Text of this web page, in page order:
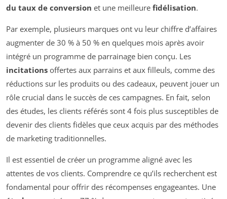
du taux de conversion et une meilleure fidélisation.
Par exemple, plusieurs marques ont vu leur chiffre d’affaires
augmenter de 30 % à 50 % en quelques mois après avoir
intégré un programme de parrainage bien conçu. Les
incitations offertes aux parrains et aux filleuls, comme des
réductions sur les produits ou des cadeaux, peuvent jouer un
rôle crucial dans le succès de ces campagnes. En fait, selon
des études, les clients référés sont 4 fois plus susceptibles de
devenir des clients fidèles que ceux acquis par des méthodes
de marketing traditionnelles.
Il est essentiel de créer un programme aligné avec les
attentes de vos clients. Comprendre ce qu’ils recherchent est
fondamental pour offrir des récompenses engageantes. Une